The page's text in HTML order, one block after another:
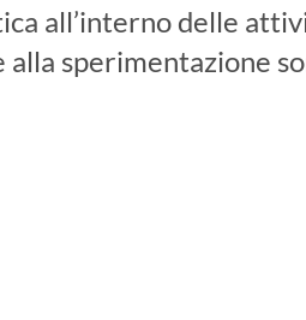
all’interno delle
sperimentazione